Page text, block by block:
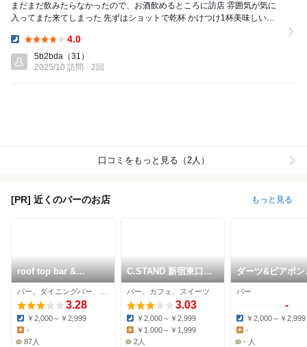
まだまだ飲みたらなかったので、お酒飲めるところに訪店 雰囲気が気に
入ってまた来てしまった 先ずはショットで乾杯 かけつけ1杯美味しい
4.0
5b2bda （31）
2025/10 訪問
2回
口コミをもっと見る（2人）
[PR] 近くのバーのお店 もっと見る
roof top bar &
terrace G
3.28
Dinner:
￥2,000～￥2,999
Lunch:
-
87人
C.STAND 新宿東口駅
前店
バー、カフェ、スイーツ
3.03
Dinner:
￥2,000～￥2,999
Lunch:
￥1,000～￥1,999
2人
ダーツ&ビアポン
BASE1 新宿店
バー
-
Dinner:
￥2,000～￥2,999
Lunch:
-
- 人